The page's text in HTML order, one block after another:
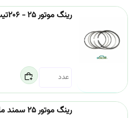
رینگ موتور 25 - 206تیپ5 مارموت
رینگ موتور 25 سمند ملی مارموت